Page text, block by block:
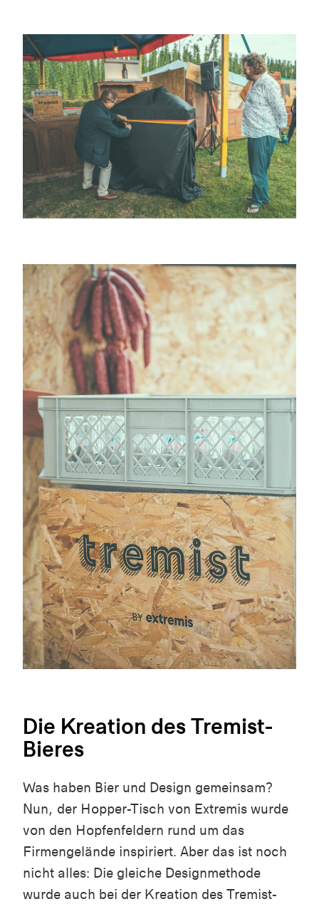
Die Kreation des Tremist-
Bieres
Was haben Bier und Design gemeinsam?
Nun, der Hopper-Tisch von Extremis wurde
von den Hopfenfeldern rund um das
Firmengelände inspiriert. Aber das ist noch
nicht alles: Die gleiche Designmethode
wurde auch bei der Kreation des Tremist-